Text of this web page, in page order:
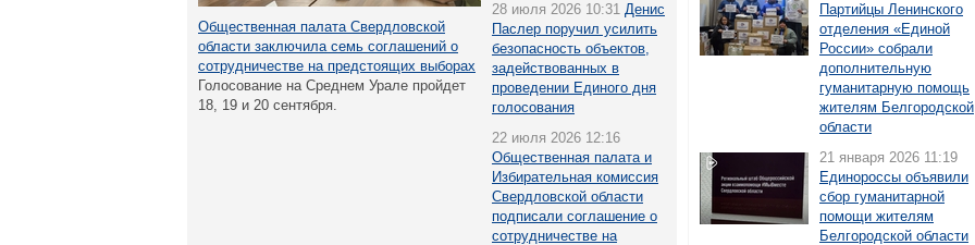
Общественная палата Свердловской
области заключила семь соглашений о
сотрудничестве на предстоящих выборах
Голосование на Среднем Урале пройдет
18, 19 и 20 сентября.
28 июля 2026 10:31 Денис
Паслер поручил усилить
безопасность объектов,
задействованных в
проведении Единого дня
голосования
22 июля 2026 12:16
Общественная палата и
Избирательная комиссия
Свердловской области
подписали соглашение о
сотрудничестве на
Партийцы Ленинского
отделения «Единой
России» собрали
дополнительную
гуманитарную помощь
жителям Белгородской
области
21 января 2026 11:19
Единороссы объявили
сбор гуманитарной
помощи жителям
Белгородской области